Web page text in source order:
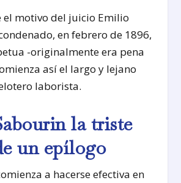
el motivo del juicio Emilio
en febrero de 1896,
-originalmente era pena
así el largo y lejano
laborista.
la triste
un epílogo
a hacerse efectiva en